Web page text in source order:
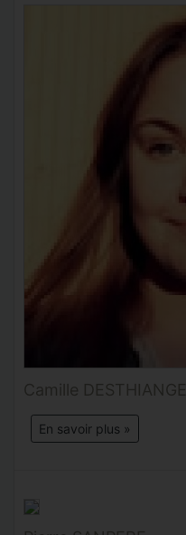
Camille DESTHIANGE
En savoir plus »